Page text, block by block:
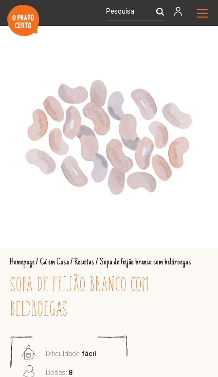
Homepage/ Cá em Casa/ Receitas/ Sopa de feijão branco com beldroegas
SOPA DE FEIJÃO BRANCO COM
BELDROEGAS
Dificuldade:fácil
Doses: 8